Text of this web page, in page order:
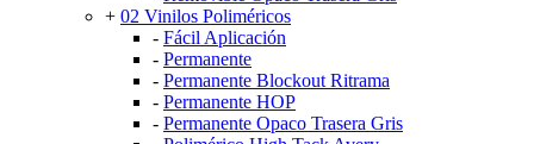
+ 02 Vinilos Poliméricos
- Fácil Aplicación
- Permanente
- Permanente Blockout Ritrama
- Permanente HOP
- Permanente Opaco Trasera Gris